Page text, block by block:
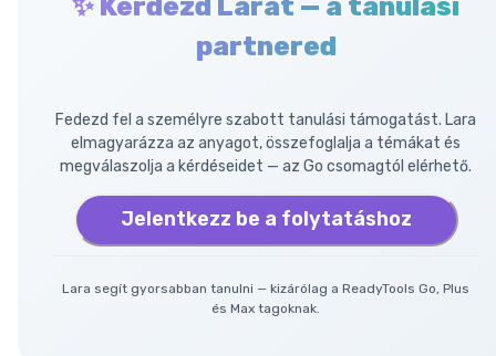
✨ Kérdezd Larát — a tanulási
partnered
Fedezd fel a személyre szabott tanulási támogatást. Lara
elmagyarázza az anyagot, összefoglalja a témákat és
megválaszolja a kérdéseidet — az Go csomagtól elérhető.
Jelentkezz be a folytatáshoz
Lara segít gyorsabban tanulni — kizárólag a ReadyTools Go, Plus
és Max tagoknak.